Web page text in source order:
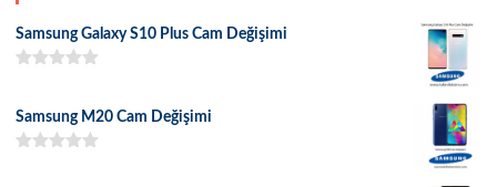
Samsung Galaxy S10 Plus Cam Değişimi
Samsung M20 Cam Değişimi